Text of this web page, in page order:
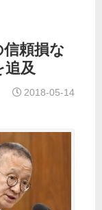
信頼損な
追及
2018-05-14